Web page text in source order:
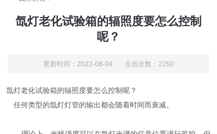
氙灯老化试验箱的辐照度要怎么控制
呢？
更新时间：2022-08-04 点击次数：2250
氙灯老化试验箱的辐照度要怎么控制呢？
任何类型的氙灯灯管的输出都会随着时间而衰减。